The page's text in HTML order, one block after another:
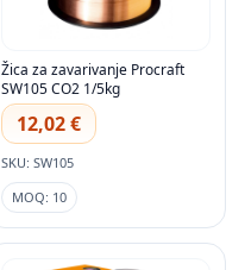
Žica za zavarivanje Procraft
SW105 CO2 1/5kg
12,02 €
SKU: SW105
MOQ: 10